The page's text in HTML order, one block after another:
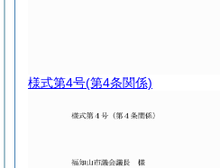
様式第4号(第4条関係)